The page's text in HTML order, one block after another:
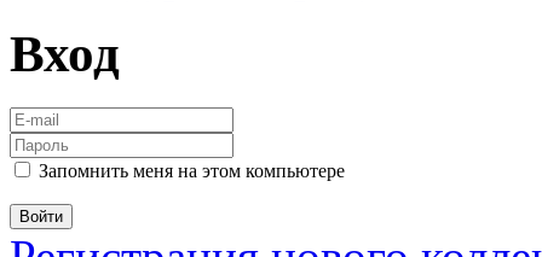
Вход
Запомнить меня на этом компьютере